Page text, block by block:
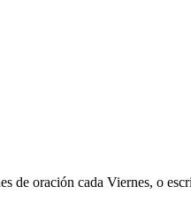
de oración cada Viernes, o